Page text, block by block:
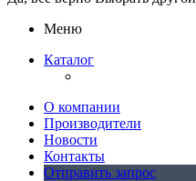
Меню
Каталог
О компании
Производители
Новости
Контакты
Отправить запрос